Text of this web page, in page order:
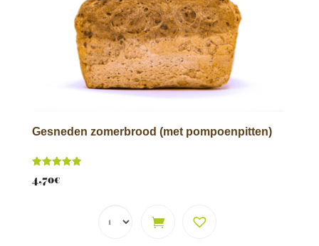
Gesneden zomerbrood (met pompoenpitten)
5.00
4,70€